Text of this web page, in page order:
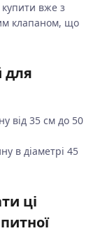
вже з
клапаном, що
для
від 35 см до 50
в діаметрі 45
ці